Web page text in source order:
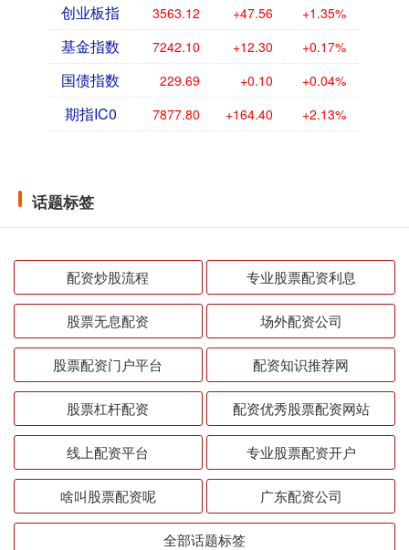
创业板指 3563.12 +47.56 +1.35%
基金指数 7242.10 +12.30 +0.17%
国债指数 229.69 +0.10 +0.04%
期指IC0 7877.80 +164.40 +2.13%
话题标签
配资炒股流程 专业股票配资利息
股票无息配资 场外配资公司
股票配资门户平台 配资知识推荐网
股票杠杆配资 配资优秀股票配资网站
线上配资平台 专业股票配资开户
啥叫股票配资呢 广东配资公司
全部话题标签